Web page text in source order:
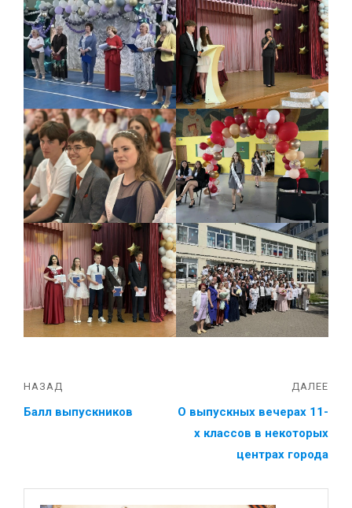
НАЗАД
Балл выпускников
ДАЛЕЕ
О выпускных вечерах 11-
х классов в некоторых
центрах города